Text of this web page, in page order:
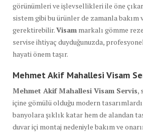
görünümleri ve işlevsellikleri ile öne
sistem gibi bu ürünler de zamanla bakım
gerektirebilir.Visam markalı gömme
servise ihtiyaç duyduğunuzda,
hayati önem taşır.
Mehmet Akif Mahallesi Visam
Mehmet Akif Mahallesi Visam Servis,
içine gömülü olduğu modern
banyolara şıklık katar hem de alandan
duvar içi montaj nedeniyle bakım ve